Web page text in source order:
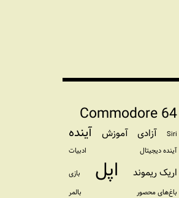
Commodore 64
Siri آزادی آموزش آینده
آینده دیجیتال ادبیات
اریک ریموند اپل
بازی
باغ‌های محصور
بالمر